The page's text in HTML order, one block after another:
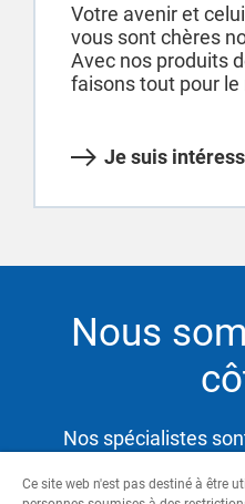
Votre avenir et
vous sont chères
Avec nos produits
faisons tout pour le
Je suis
Nous
Nos spécialistes
besoins tout en vous
Ce site web n'est pas destiné à être